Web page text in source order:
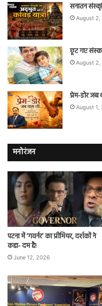
सनातन
August
छूट गए
August
प्रेम-डोर
August 1,
मनोरंजन
पटना में ‘गवर्नर’ का प्रीमियर, दर्शकों ने
कहा- दम है!
June 12, 2026